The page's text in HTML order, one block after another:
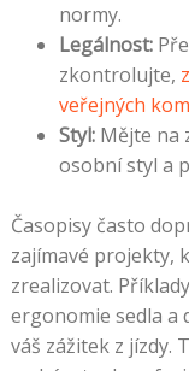
normy.
Legálnost:
zkontrolujte,
veřejných
Styl:Mějte na
osobní styl a
Časopisy často
zajímavé projekty,
zrealizovat.
ergonomie sedla a
váš zážitek z jízdy.